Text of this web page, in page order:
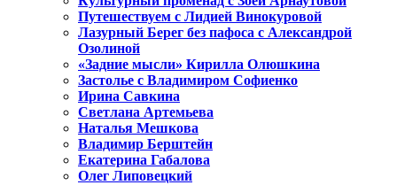
Путешествуем с Лидией Винокуровой
Лазурный Берег без пафоса с Александрой
Озолиной
«Задние мысли» Кирилла Олюшкина
Застолье с Владимиром Софиенко
Ирина Савкина
Светлана Артемьева
Наталья Мешкова
Владимир Берштейн
Екатерина Габалова
Олег Липовецкий